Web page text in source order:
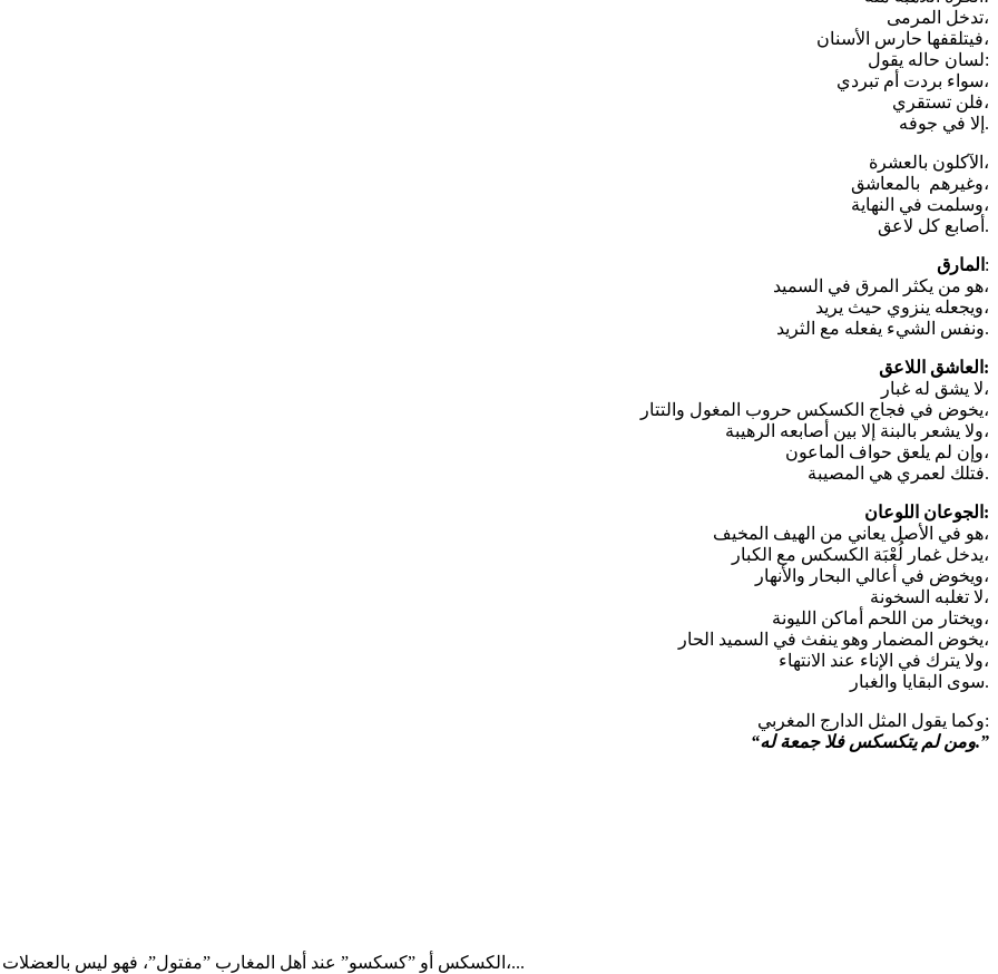
تدخل المرمى،
فيتلقفها حارس الأسنان،
لسان حاله يقول:
سواء بردت أم تبردي،
فلن تستقري،
إلا في جوفه.
الآكلون بالعشرة،
وغيرهم بالمعاشق،
وسلمت في النهاية،
أصابع كل لاعق.
المارق :
هو من يكثر المرق في السميد،
ويجعله ينزوي حيث يريد،
ونفس الشيء يفعله مع الثريد.
العاشق اللاعق:
لا يشق له غبار،
يخوض في فجاج الكسكس حروب المغول والتتار،
ولا يشعر بالبنة إلا بين أصابعه الرهيبة،
وإن لم يلعق حواف الماعون،
فتلك لعمري هي المصيبة.
الجوعان اللوعان:
هو في الأصل يعاني من الهيف المخيف،
يدخل غمار لُعْبَة الكسكس مع الكبار،
ويخوض في أعالي البحار والأنهار،
لا تغلبه السخونة،
ويختار من اللحم أماكن الليونة،
يخوض المضمار وهو ينفث في السميد الحار،
ولا يترك في الإناء عند الانتهاء،
سوى البقايا والغبار.
وكما يقول المثل الدارج المغربي:
“ومن لم يتكسكس فلا جمعة له.”
الكسكس أو ”كسكسو” عند أهل المغارب ”مفتول”، فهو ليس بالعضلات مفتول، بل الآدب بخضاره مفتون، ومن سميده المفتول جبلت قسماته،...